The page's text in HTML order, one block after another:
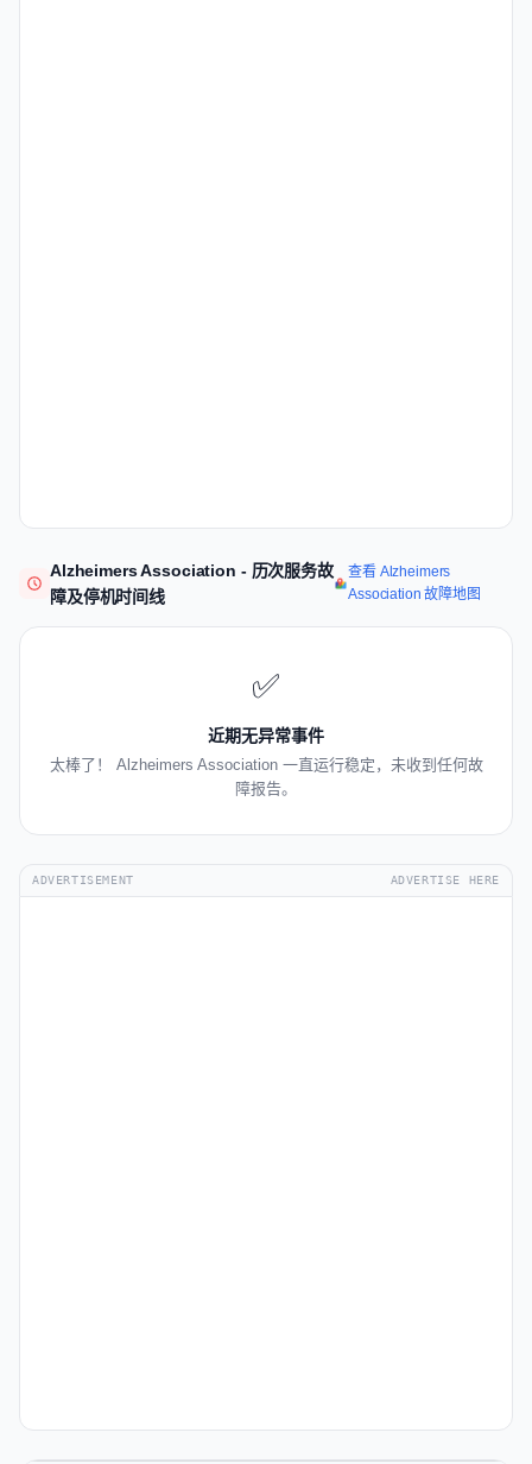
Alzheimers Association - 历次服务故
障及停机时间线
查看 Alzheimers
Association 故障地图
✅
近期无异常事件
太棒了！ Alzheimers Association 一直运行稳定，未收到任何故
障报告。
ADVERTISEMENT ADVERTISE HERE